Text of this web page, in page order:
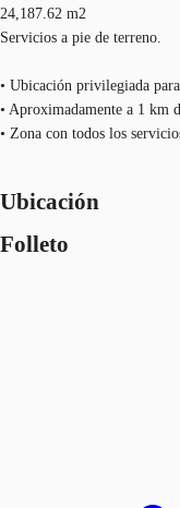
24,187.62 m2
Servicios a pie de terreno.
• Ubicación privilegiada
• Aproximadamente a 1 km
• Zona con todos los
Ubicación
Folleto